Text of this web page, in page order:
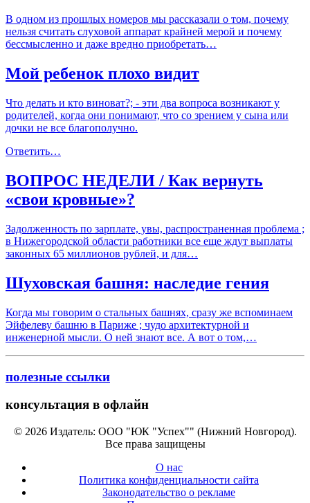
В одном из прошлых номеров мы рассказали о том, почему
нельзя считать слуховой аппарат крайней мерой и почему
бессмысленно и даже вредно приобретать…
Мой ребенок плохо видит
Что делать и кто виноват?; - эти два вопроса возникают у
родителей, когда они понимают, что со зрением у сына или
дочки не все благополучно.
Ответить…
ВОПРОС НЕДЕЛИ / Как вернуть
«свои кровные»?
Задолженность по зарплате, увы, распространенная проблема ;
в Нижегородской области работники все еще ждут выплаты
законных 65 миллионов рублей, и для…
Шуховская башня: наследие гения
Когда мы говорим о стальных башнях, сразу же вспоминаем
Эйфелеву башню в Париже ; чудо архитектурной и
инженерной мысли. О ней знают все. А вот о том,…
полезные ссылки
консультация в офлайн
© 2026 Издатель: ООО "ЮК "Успех"" (Нижний Новгород).
Все права защищены
О нас
Политика конфиденциальности сайта
Законодательство о рекламе